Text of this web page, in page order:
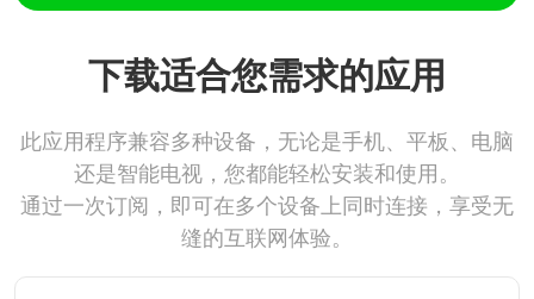
下载适合您需求的应用
此应用程序兼容多种设备，无论是手机、平板、电脑
还是智能电视，您都能轻松安装和使用。
通过一次订阅，即可在多个设备上同时连接，享受无
缝的互联网体验。